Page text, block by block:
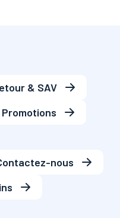
& SAV
Promotions
nous